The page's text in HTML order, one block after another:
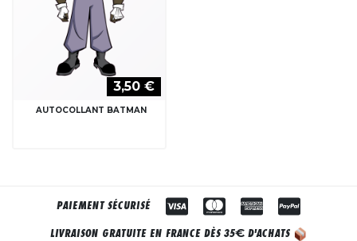
3,50 €
AUTOCOLLANT BATMAN
PAIEMENT SÉCURISÉ
LIVRAISON GRATUITE EN FRANCE DÈS 35€ D'ACHATS